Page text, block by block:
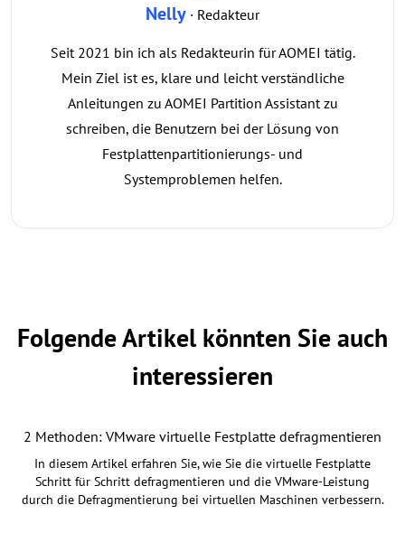
Nelly · Redakteur
Seit 2021 bin ich als Redakteurin für AOMEI tätig.
Mein Ziel ist es, klare und leicht verständliche
Anleitungen zu AOMEI Partition Assistant zu
schreiben, die Benutzern bei der Lösung von
Festplattenpartitionierungs- und
Systemproblemen helfen.
Folgende Artikel könnten Sie auch
interessieren
2 Methoden: VMware virtuelle Festplatte defragmentieren
In diesem Artikel erfahren Sie, wie Sie die virtuelle Festplatte
Schritt für Schritt defragmentieren und die VMware-Leistung
durch die Defragmentierung bei virtuellen Maschinen verbessern.